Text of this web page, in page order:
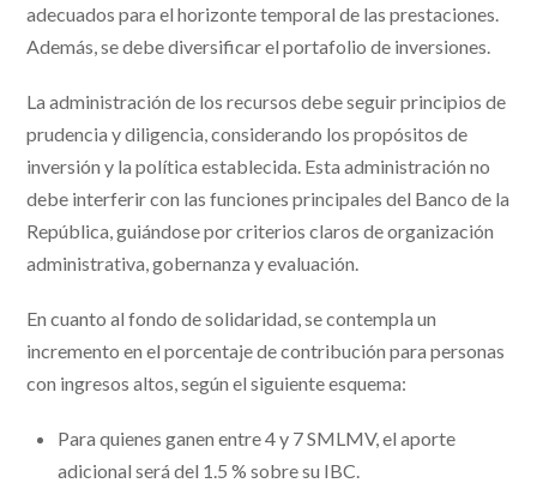
adecuados para el horizonte temporal de las prestaciones.
Además, se debe diversificar el portafolio de inversiones.
La administración de los recursos debe seguir principios de
prudencia y diligencia, considerando los propósitos de
inversión y la política establecida. Esta administración no
debe interferir con las funciones principales del Banco de la
República, guiándose por criterios claros de organización
administrativa, gobernanza y evaluación.
En cuanto al fondo de solidaridad, se contempla un
incremento en el porcentaje de contribución para personas
con ingresos altos, según el siguiente esquema:
Para quienes ganen entre 4 y 7 SMLMV, el aporte
adicional será del 1.5 % sobre su IBC.